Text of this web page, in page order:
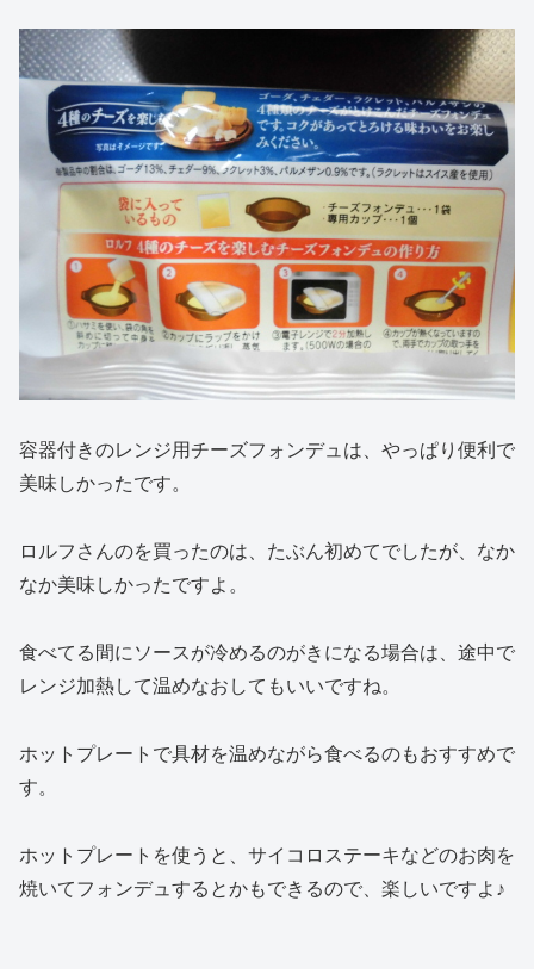
容器付きのレンジ用チーズフォンデュは、やっぱり便利で
美味しかったです。
ロルフさんのを買ったのは、たぶん初めてでしたが、なか
なか美味しかったですよ。
食べてる間にソースが冷めるのがきになる場合は、途中で
レンジ加熱して温めなおしてもいいですね。
ホットプレートで具材を温めながら食べるのもおすすめで
す。
ホットプレートを使うと、サイコロステーキなどのお肉を
焼いてフォンデュするとかもできるので、楽しいですよ♪